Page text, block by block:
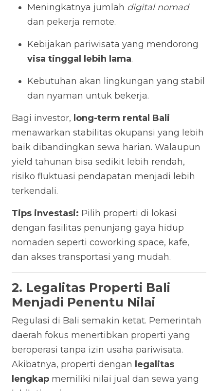
Meningkatnya jumlah digital nomad
dan pekerja remote.
Kebijakan pariwisata yang mendorong
visa tinggal lebih lama.
Kebutuhan akan lingkungan yang stabil
dan nyaman untuk bekerja.
Bagi investor, long-term rental Bali
menawarkan stabilitas okupansi yang lebih
baik dibandingkan sewa harian. Walaupun
yield tahunan bisa sedikit lebih rendah,
risiko fluktuasi pendapatan menjadi lebih
terkendali.
Tips investasi: Pilih properti di lokasi
dengan fasilitas penunjang gaya hidup
nomaden seperti coworking space, kafe,
dan akses transportasi yang mudah.
2. Legalitas Properti Bali
Menjadi Penentu Nilai
Regulasi di Bali semakin ketat. Pemerintah
daerah fokus menertibkan properti yang
beroperasi tanpa izin usaha pariwisata.
Akibatnya, properti dengan legalitas
lengkap memiliki nilai jual dan sewa yang